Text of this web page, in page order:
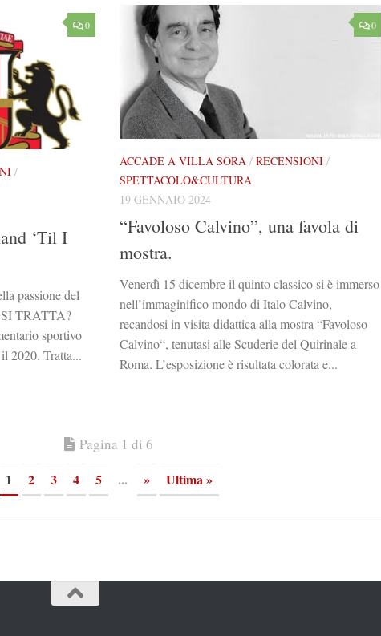
0
/
‘Til I
passione del
TRATTA?
sportivo
2020. Tratta...
0
ACCADE A VILLA SORA / RECENSIONI /
SPETTACOLO&CULTURA
19 GENNAIO 2024
“Favoloso Calvino”, una favola di
mostra.
Venerdì 15 dicembre il quinto classico si è immerso
nell’immaginifico mondo di Italo Calvino,
recandosi in visita didattica alla mostra “Favoloso
Calvino“, tenutasi alle Scuderie del Quirinale a
Roma. L’esposizione è risultata colorata e...
Pagina 1 di 6
1
2 3 4 5 ... » Ultima »